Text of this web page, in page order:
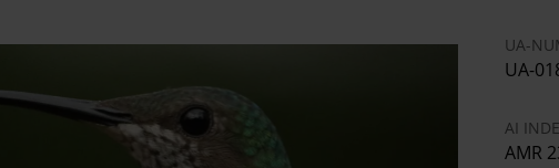
UA-
UA-
AI
AMR